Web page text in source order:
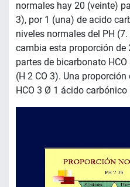
normales hay 20 (veinte)
3), por 1 (una) de acido
niveles normales del PH
cambia esta proporción de
partes de bicarbonato
(H 2 CO 3). Una
HCO 3 Ø 1 ácido carbónico